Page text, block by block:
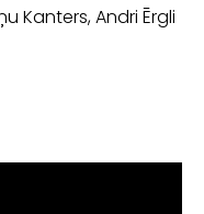
Kanters, Andri Ērgli